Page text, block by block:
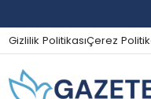
Gizlilik PolitikasıÇerez